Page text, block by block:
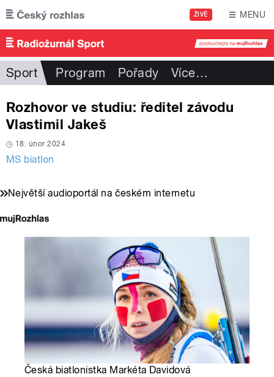
Přejít k hlavnímu obsahu
ŽIVĚ MENU
Sport Program Pořady Více…
Rozhovor ve studiu: ředitel závodu
Vlastimil Jakeš
18. únor 2024
MS biatlon
Největší audioportál na českém internetu
Česká biatlonistka Markéta Davidová